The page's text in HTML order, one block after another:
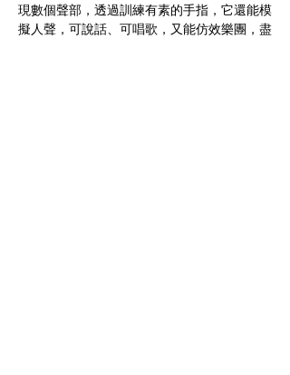
現數個聲部，透過訓練有素的手指，它還能模
擬人聲，可說話、可唱歌，又能仿效樂團，盡